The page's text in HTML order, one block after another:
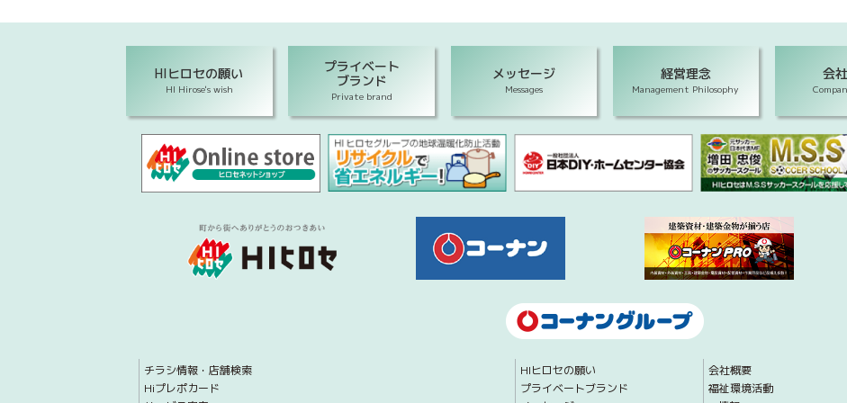
HIヒロセの願い
HI Hirose's wish
プライベート
ブランド
Private brand
メッセージ
Messages
経営理念
Management Philosophy
会
チラシ情報・店舗検索
Hiプレポカード
HIヒロセの願い
プライベートブランド
会社概要
福祉環境活動